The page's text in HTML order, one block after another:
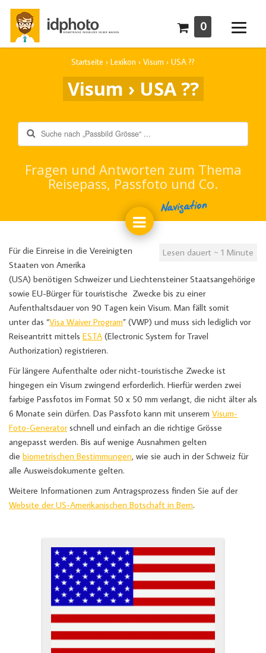
0
Startseite › Lexikon › Visum › USA ??
Visum › USA ??
Suche
Fragen und Antworten zum Thema
Reisepass, Passfoto und Co.
Navigation
Lesen dauert ~ 1 Minute
Für die Einreise in die Vereinigten
Staaten von Amerika
(USA) benötigen Schweizer und Liechtensteiner Staatsangehörige
sowie EU-Bürger für touristische Zwecke bis zu einer
Aufenthaltsdauer von 90 Tagen kein Visum. Man fällt somit
unter das “Visa Waiver Program” (VWP) und muss sich lediglich vor
Reiseantritt mittels ESTA (Electronic System for Travel
Authorization) registrieren.
Für längere Aufenthalte oder nicht-touristische Zwecke ist
hingegen ein Visum zwingend erforderlich. Hierfür werden zwei
farbige Passfotos im Format 50 x 50 mm verlangt, die nicht älter als
6 Monate sein dürfen. Das Passfoto kann mit unserem Visum-
Foto-Generatorschnell und einfach an die richtige Grösse
angepasst werden. Bis auf wenige Ausnahmen gelten
die biometrischen Bestimmungen, wie sie auch in der Schweiz für
alle Ausweisdokumente gelten.
Weitere Informationen zum Antragsprozess finden Sie auf der
Website der US-Amerikanischen Botschaft in Bern.